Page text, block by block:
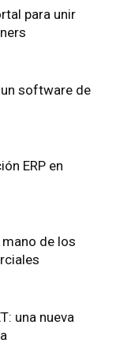
para unir
software de
ERP en
de los
una nueva